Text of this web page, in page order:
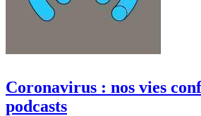
Coronavirus : nos vies
podcasts